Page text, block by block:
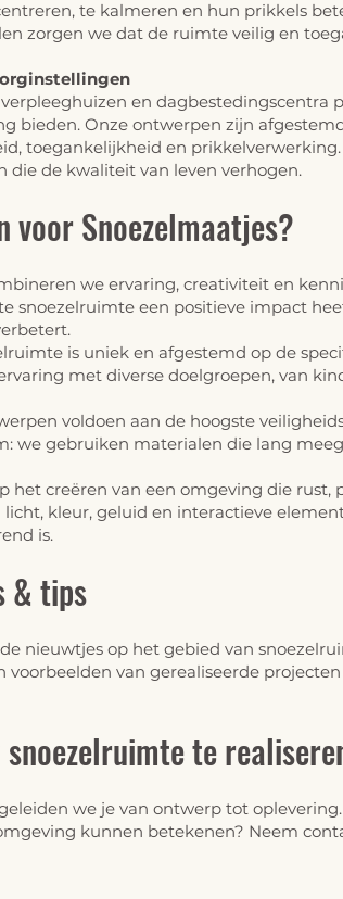
te kalmeren en hun prikkels
zorgen we dat de ruimte veilig en
en dagbestedingscentra
bieden. Onze ontwerpen zijn
toegankelijkheid en
die de kwaliteit van leven verhogen.
voor Snoezelmaatjes?
we ervaring, creativiteit en
snoezelruimte een positieve impact
is uniek en afgestemd op de
met diverse doelgroepen, van
voldoen aan de hoogste
we gebruiken materialen die lang
het creëren van een omgeving die rust,
kleur, geluid en interactieve
is.
& tips
nieuwtjes op het gebied van
voorbeelden van gerealiseerde projecten
te
we je van ontwerp tot
kunnen betekenen? Neem